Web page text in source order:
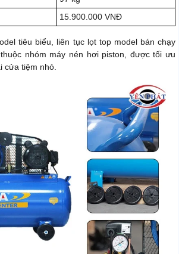
15.900.000 VNĐ
tiêu biểu, liên tục lọt top model bán chạy
nhóm máy nén hơi piston, được tối ưu
cửa tiệm nhỏ.